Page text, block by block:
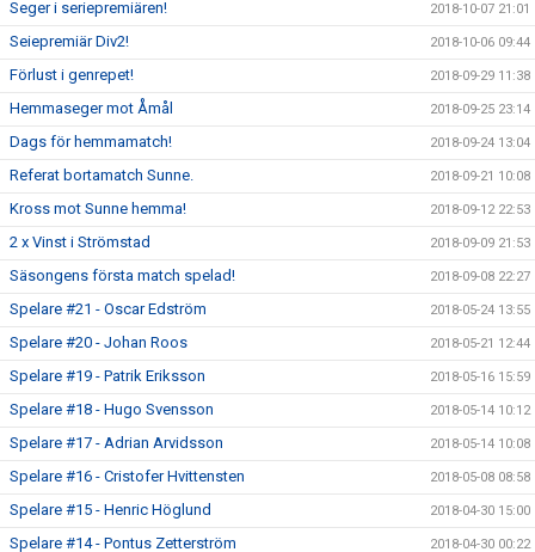
Seger i seriepremiären! 2018-10-07 21:01
Seiepremiär Div2! 2018-10-06 09:44
Förlust i genrepet! 2018-09-29 11:38
Hemmaseger mot Åmål 2018-09-25 23:14
Dags för hemmamatch! 2018-09-24 13:04
Referat bortamatch Sunne. 2018-09-21 10:08
Kross mot Sunne hemma! 2018-09-12 22:53
2 x Vinst i Strömstad 2018-09-09 21:53
Säsongens första match spelad! 2018-09-08 22:27
Spelare #21 - Oscar Edström 2018-05-24 13:55
Spelare #20 - Johan Roos 2018-05-21 12:44
Spelare #19 - Patrik Eriksson 2018-05-16 15:59
Spelare #18 - Hugo Svensson 2018-05-14 10:12
Spelare #17 - Adrian Arvidsson 2018-05-14 10:08
Spelare #16 - Cristofer Hvittensten 2018-05-08 08:58
Spelare #15 - Henric Höglund 2018-04-30 15:00
Spelare #14 - Pontus Zetterström 2018-04-30 00:22